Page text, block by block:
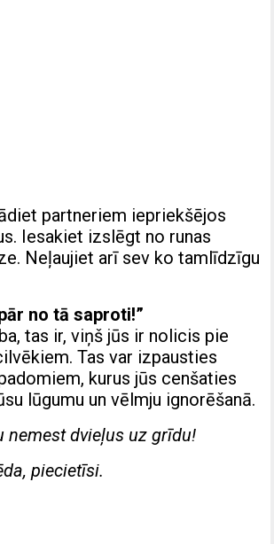
partneriem iepriekšējos
Iesakiet izslēgt no runas
Neļaujiet arī sev ko tamlīdzīgu
no tā saproti!”
tas ir, viņš jūs ir nolicis pie
Tas var izpausties
kurus jūs cenšaties
lūgumu un vēlmju ignorēšanā.
nemest dvieļus uz grīdu!
piecietīsi.